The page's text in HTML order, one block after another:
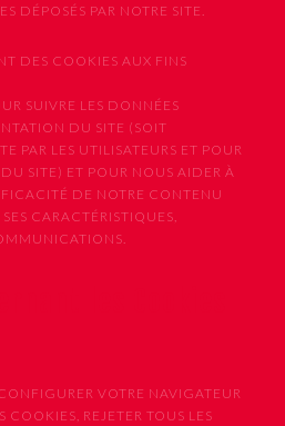
DÉPOSÉS PAR NOTRE SITE.
DES COOKIES AUX FINS
SUIVRE LES DONNÉES
DU SITE (SOIT
PAR LES UTILISATEURS ET POUR
SITE) ET POUR NOUS AIDER À
DE NOTRE CONTENU
CARACTÉRISTIQUES,
VOTRE NAVIGATEUR
COOKIES, REJETER TOUS LES